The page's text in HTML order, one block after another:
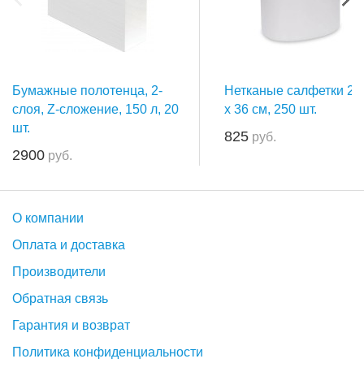
Бумажные полотенца, 2-
слоя, Z-сложение, 150 л, 20
шт.
2900 руб.
Нетканые салфетки 20
х 36 см, 250 шт.
825 руб.
О компании
Оплата и доставка
Производители
Обратная связь
Гарантия и возврат
Политика конфиденциальности